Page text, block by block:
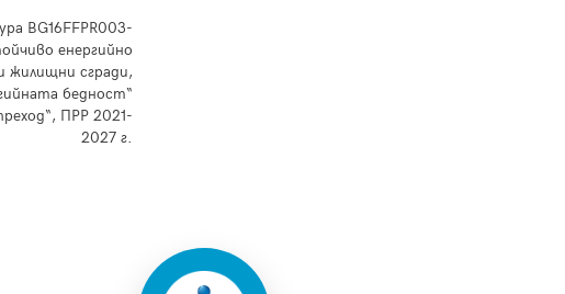
BG16FFPR003-
енергийно
жилищни сгради,
бедност“
ПРР 2021-
2027 г.